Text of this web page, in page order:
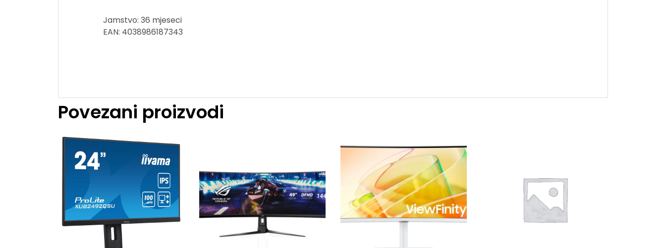
Jamstvo: 36 mjeseci
EAN: 4038986187343
Povezani proizvodi